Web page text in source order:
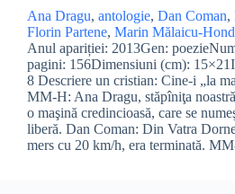
Ana Dragu, antologie, Dan Coman,
Florin Partene, Marin Mălaicu-
Anul apariției: 2013Gen:
pagini: 156Dimensiuni (cm):
8 Descriere un cristian: Cine-i „la
MM-H: Ana Dragu, stăpîniţa
o maşină credincioasă, care se
liberă. Dan Coman: Din Vatra
mers cu 20 km/h, era terminată.